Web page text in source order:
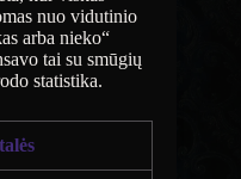
nuo vidutinio
arba nieko“
tai su smūgių
statistika.